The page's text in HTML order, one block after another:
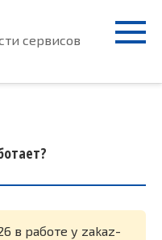
сервисов
в работе у zakaz-